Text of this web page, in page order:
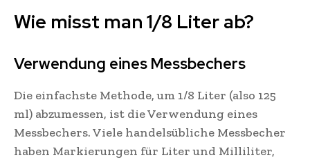
Wie misst man 1/8 Liter ab?
Verwendung eines Messbechers
Die einfachste Methode, um 1/8 Liter (also 125
ml) abzumessen, ist die Verwendung eines
Messbechers. Viele handelsübliche Messbecher
haben Markierungen für Liter und Milliliter,